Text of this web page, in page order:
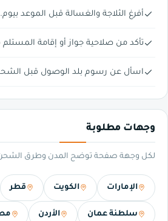
أفرغ الثلاجة والغسالة قبل الموعد بيوم.
تأكد من صلاحية جواز أو إقامة
اسأل عن رسوم بلد الوصول قبل
وجهات مطلوبة
لكل وجهة صفحة توضح المدن وطرق الشحن
الإمارات الكويت قطر
سلطنة عمان الأردن